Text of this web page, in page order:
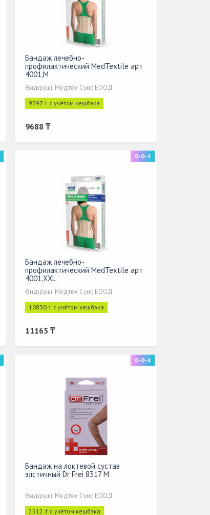
Бандаж лечебно-
профилактический МеdTextile арт
4001,M
Өндіруші: Медтех Суис ЕООД
9397 ₸ с учётом кешбэка
9688 ₸
0-0-4
Бандаж лечебно-
профилактический МеdTextile арт
4001,XXL
Өндіруші: Медтех Суис ЕООД
10830 ₸ с учётом кешбэка
11165 ₸
0-0-4
Бандаж на локтевой сустав
элстичный Dr Frei 8317 M
Өндіруші: Медтех Суис ЕООД
2512 ₸ с учётом кешбэка